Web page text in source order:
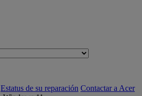
Estatus de su reparación Contactar a Acer